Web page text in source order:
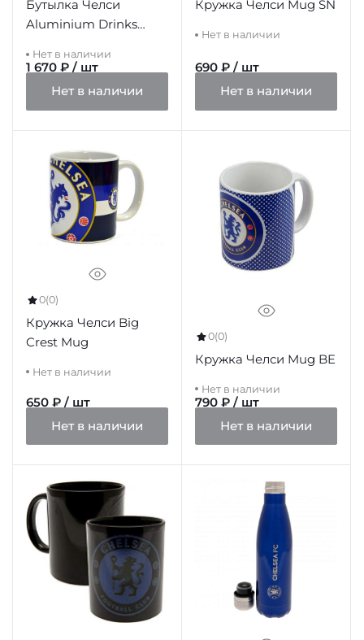
Бутылка Челси
Aluminium Drinks
Нет в наличии
1 670 ₽ / шт
Нет в наличии
Кружка Челси Mug SN
Нет в наличии
690 ₽ / шт
Нет в наличии
0(0)
Кружка Челси Big
Crest Mug
Нет в наличии
650 ₽ / шт
Нет в наличии
0(0)
Кружка Челси Mug BE
Нет в наличии
790 ₽ / шт
Нет в наличии